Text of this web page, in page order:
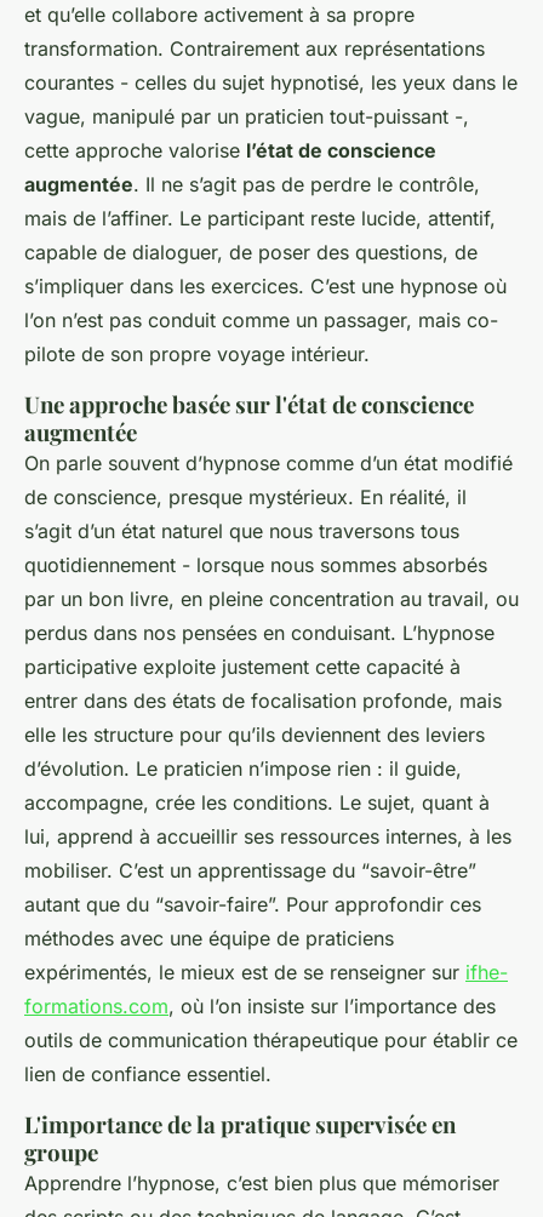
et qu’elle collabore activement à sa propre
transformation. Contrairement aux représentations
courantes - celles du sujet hypnotisé, les yeux dans le
vague, manipulé par un praticien tout-puissant -,
cette approche valorise l’état de conscience
augmentée. Il ne s’agit pas de perdre le contrôle,
mais de l’affiner. Le participant reste lucide, attentif,
capable de dialoguer, de poser des questions, de
s’impliquer dans les exercices. C’est une hypnose où
l’on n’est pas conduit comme un passager, mais co-
pilote de son propre voyage intérieur.
Une approche basée sur l'état de conscience
augmentée
On parle souvent d’hypnose comme d’un état modifié
de conscience, presque mystérieux. En réalité, il
s’agit d’un état naturel que nous traversons tous
quotidiennement - lorsque nous sommes absorbés
par un bon livre, en pleine concentration au travail, ou
perdus dans nos pensées en conduisant. L’hypnose
participative exploite justement cette capacité à
entrer dans des états de focalisation profonde, mais
elle les structure pour qu’ils deviennent des leviers
d’évolution. Le praticien n’impose rien : il guide,
accompagne, crée les conditions. Le sujet, quant à
lui, apprend à accueillir ses ressources internes, à les
mobiliser. C’est un apprentissage du “savoir-être”
autant que du “savoir-faire”. Pour approfondir ces
méthodes avec une équipe de praticiens
expérimentés, le mieux est de se renseigner sur ifhe-
formations.com, où l’on insiste sur l’importance des
outils de communication thérapeutique pour établir ce
lien de confiance essentiel.
L'importance de la pratique supervisée en
groupe
Apprendre l’hypnose, c’est bien plus que mémoriser